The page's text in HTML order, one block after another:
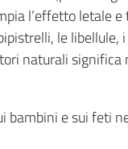
l’effetto letale
le
naturali
e sui feti